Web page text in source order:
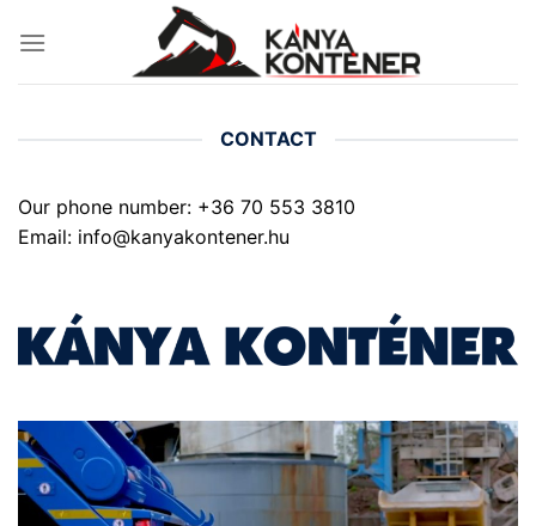
CONTACT
Our phone number: +36 70 553 3810
Email: info@kanyakontener.hu